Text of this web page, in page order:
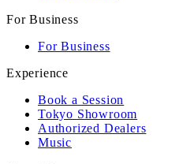
For Business
For Business
Experience
Book a Session
Tokyo Showroom
Authorized Dealers
Music